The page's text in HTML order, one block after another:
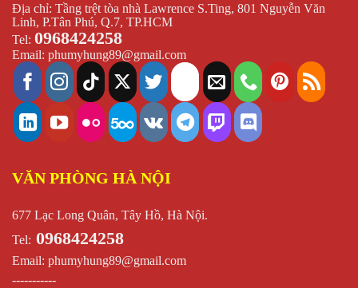
Địa chỉ: Tầng trệt tòa nhà Lawrence S.Ting, 801 Nguyễn Văn
Linh, P.Tân Phú, Q.7, TP.HCM
Tel: 0968424258
Email: phumyhung89@gmail.com
VĂN PHÒNG HÀ NỘI
677 Lạc Long Quân, Tây Hồ, Hà Nội.
Tel: 0968424258
Email: phumyhung89@gmail.com
-----------